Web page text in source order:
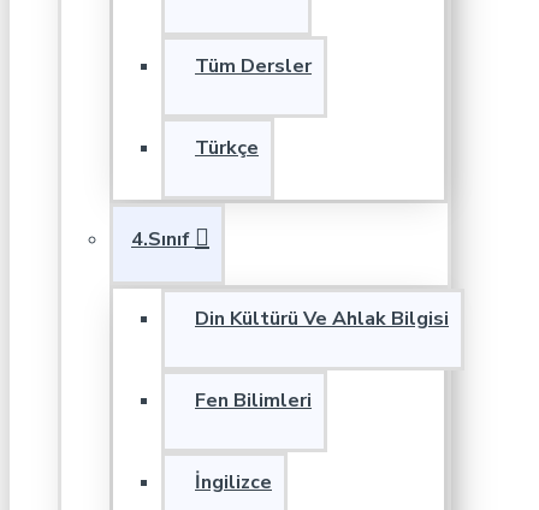
Tüm Dersler
Türkçe
4.Sınıf
Din Kültürü Ve Ahlak Bilgisi
Fen Bilimleri
İngilizce